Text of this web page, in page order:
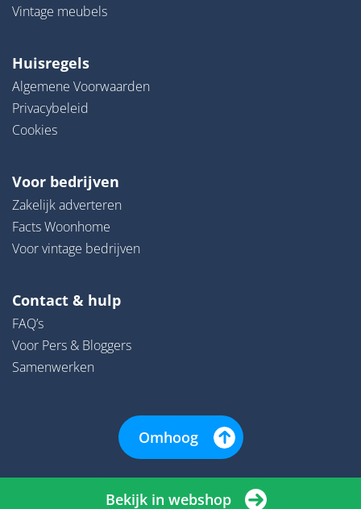
Bekijk in webshop
Vintage meubels
Huisregels
Algemene Voorwaarden
Privacybeleid
Cookies
Voor bedrijven
Zakelijk adverteren
Facts Woonhome
Voor vintage bedrijven
Contact & hulp
FAQ’s
Voor Pers & Bloggers
Samenwerken
Omhoog
© 2026 | Woonhome - Alle rechten onder voorbehoud